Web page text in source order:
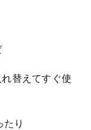
替えてすぐ使
り